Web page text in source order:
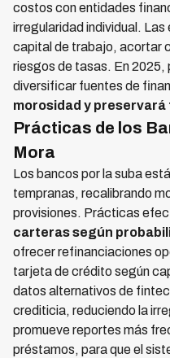
costos con entidades
irregularidad individual.
capital de trabajo, acortar
riesgos de tasas. En 2025,
diversificar fuentes de
morosidad y preservará
Prácticas de los
Mora
Los bancos por la suba
tempranas, recalibrando
provisiones. Prácticas
carteras según
ofrecer refinanciaciones
tarjeta de crédito según
datos alternativos de
crediticia, reduciendo la
promueve reportes más
préstamos, para que el